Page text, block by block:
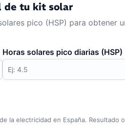
de tu kit solar
pico (HSP) para obtener
Horas solares pico diarias (HSP)
la electricidad en España. Resultado